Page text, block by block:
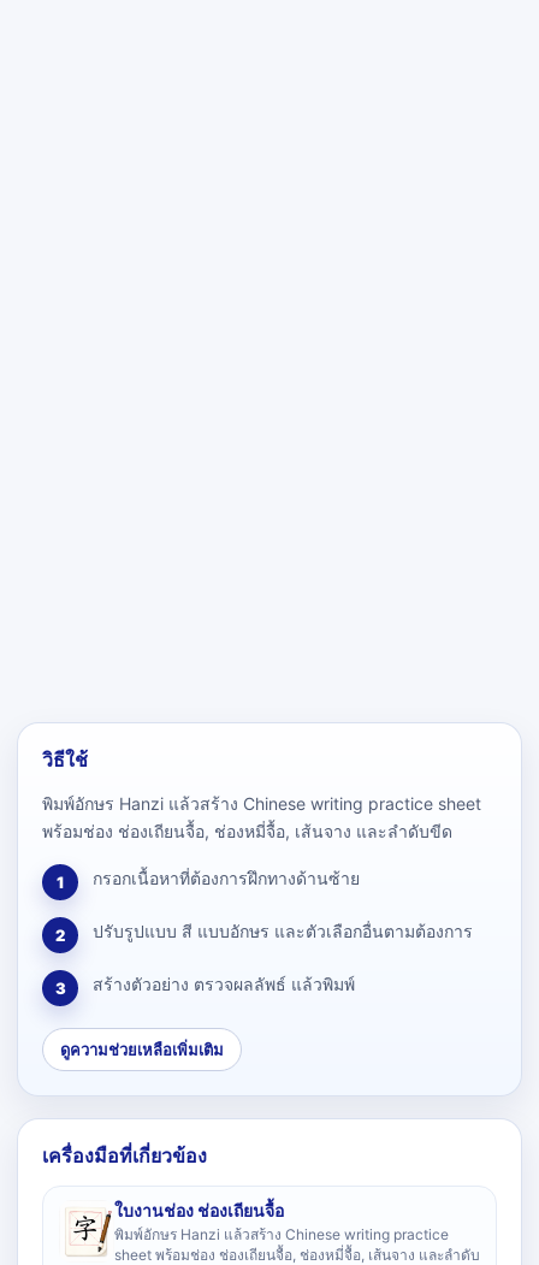
วิธีใช้
พิมพ์อักษร Hanzi แล้วสร้าง Chinese writing practice sheet
พร้อมช่อง ช่องเถียนจื้อ, ช่องหมี่จื้อ, เส้นจาง และลำดับขีด
1 กรอกเนื้อหาที่ต้องการฝึกทางด้านซ้าย
2 ปรับรูปแบบ สี แบบอักษร และตัวเลือกอื่นตามต้องการ
3 สร้างตัวอย่าง ตรวจผลลัพธ์ แล้วพิมพ์
ดูความช่วยเหลือเพิ่มเติม
เครื่องมือที่เกี่ยวข้อง
ใบงานช่อง ช่องเถียนจื้อ
พิมพ์อักษร Hanzi แล้วสร้าง Chinese writing practice
sheet พร้อมช่อง ช่องเถียนจื้อ, ช่องหมี่จื้อ, เส้นจาง และลำดับ